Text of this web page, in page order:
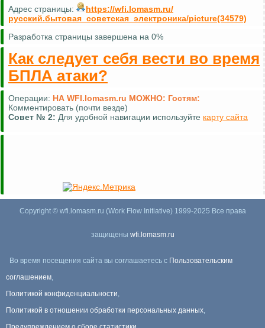
Адрес страницы:
https://wfi.lomasm.ru/
русский.бытовая_советская_электроника/picture(34579)
Разработка страницы завершена на 0%
Как следует себя вести во время
БПЛА атаки?
Операции: НА WFI.lomasm.ru МОЖНО: Гостям:
Комментировать (почти везде)
Совет № 2: Для удобной навигации используйте карту сайта
Copyright © wfi.lomasm.ru (Work Flow Initiative) 1999-2025 Все права
защищены wfi.lomasm.ru
Во время посещения сайта вы соглашаетесь с Пользовательским
соглашением,
Политикой конфиденциальности,
Политикой в отношении обработки персональных данных,